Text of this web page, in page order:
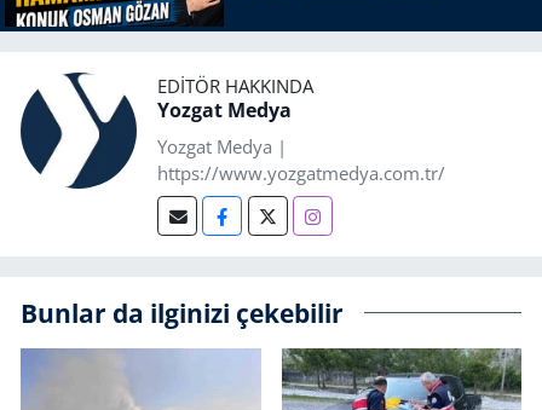
EDITÖR HAKKINDA
Yozgat Medya
Yozgat Medya |
https://www.yozgatmedya.com.tr/
Bunlar da ilginizi çekebilir